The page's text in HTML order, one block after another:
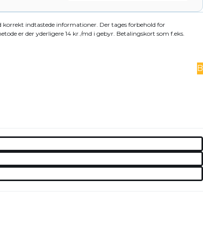
korrekt indtastede informationer. Der tages forbehold for
er der yderligere 14 kr./md i gebyr. Betalingskort som f.eks.
B